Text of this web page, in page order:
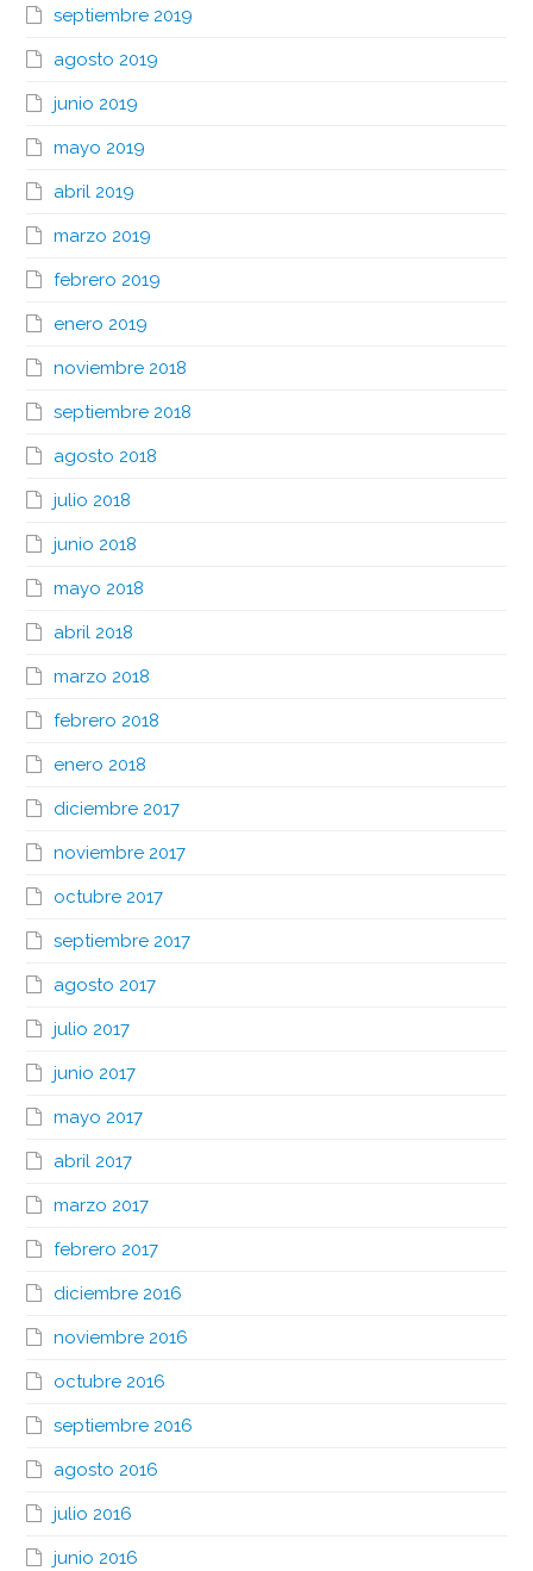
septiembre 2019
agosto 2019
junio 2019
mayo 2019
abril 2019
marzo 2019
febrero 2019
enero 2019
noviembre 2018
septiembre 2018
agosto 2018
julio 2018
junio 2018
mayo 2018
abril 2018
marzo 2018
febrero 2018
enero 2018
diciembre 2017
noviembre 2017
octubre 2017
septiembre 2017
agosto 2017
julio 2017
junio 2017
mayo 2017
abril 2017
marzo 2017
febrero 2017
diciembre 2016
noviembre 2016
octubre 2016
septiembre 2016
agosto 2016
julio 2016
junio 2016